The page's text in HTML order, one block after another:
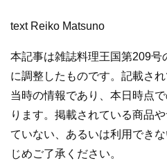
text Reiko Matsuno
本記事は雑誌料理王国第209号
に調整したものです。記載さ
当時の情報であり、本日時点
ります。掲載されている商品
ていない、あるいは利用でき
じめご了承ください。